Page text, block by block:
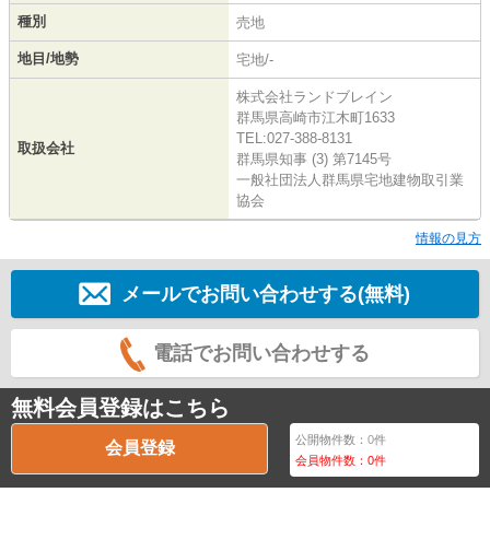
種別 売地
地目/地勢 宅地/-
取扱会社
株式会社ランドブレイン
群馬県高崎市江木町1633
TEL:027-388-8131
群馬県知事 (3) 第7145号
一般社団法人群馬県宅地建物取引業
協会
情報の見方
メールでお問い合わせする(無料)
電話でお問い合わせする
無料会員登録はこちら
会員登録 公開物件数：0件
会員物件数：0件